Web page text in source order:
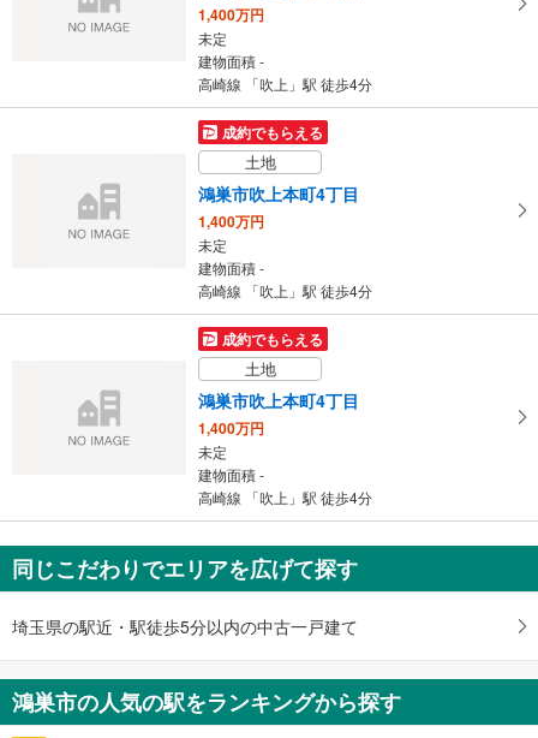
1,400万円
未定
建物面積 -
高崎線 「吹上」駅 徒歩4分
成約でもらえる
土地
鴻巣市吹上本町4丁目
1,400万円
未定
建物面積 -
高崎線 「吹上」駅 徒歩4分
成約でもらえる
土地
鴻巣市吹上本町4丁目
1,400万円
未定
建物面積 -
高崎線 「吹上」駅 徒歩4分
同じこだわりでエリアを広げて探す
埼玉県の駅近・駅徒歩5分以内の中古一戸建て
鴻巣市の人気の駅をランキングから探す